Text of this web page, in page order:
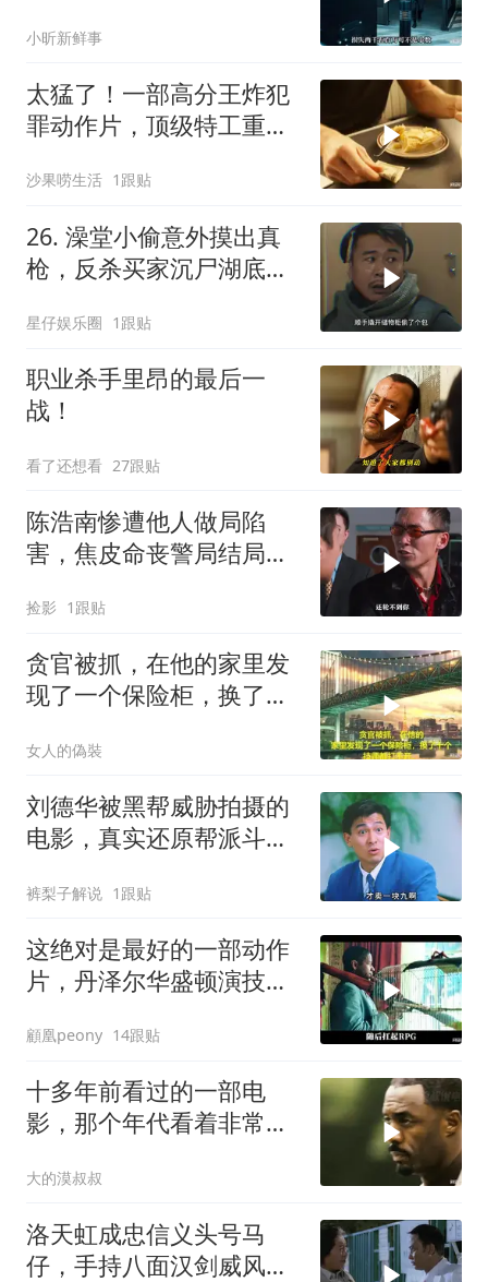
小昕新鲜事
太猛了！一部高分王炸犯
罪动作片，顶级特工重出
沙果唠生活 1跟贴
26. 澡堂小偷意外摸出真
枪，反杀买家沉尸湖底，
星仔娱乐圈 1跟贴
职业杀手里昂的最后一
战！
看了还想看 27跟贴
陈浩南惨遭他人做局陷
害，焦皮命丧警局结局悲
谋
捡影 1跟贴
贪官被抓，在他的家里发
现了一个保险柜，换了十
女人的偽裝
刘德华被黑帮威胁拍摄的
电影，真实还原帮派斗
裤梨子解说 1跟贴
这绝对是最好的一部动作
片，丹泽尔华盛顿演技出
顧凰peony 14跟贴
十多年前看过的一部电
影，那个年代看着非常劲
大的漠叔叔
洛天虹成忠信义头号马
仔，手持八面汉剑威风凛